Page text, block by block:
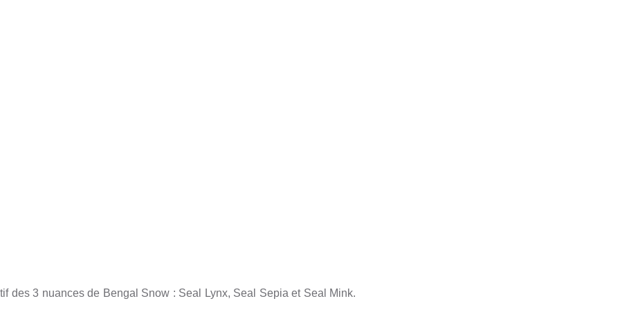
des 3 nuances de Bengal Snow : Seal Lynx, Seal Sepia et Seal Mink.